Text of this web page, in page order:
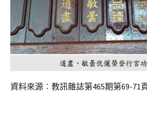
資料來源︰教訊雜誌第465期第69-71